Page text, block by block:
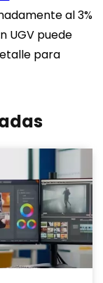
al 3%
UGV puede
para